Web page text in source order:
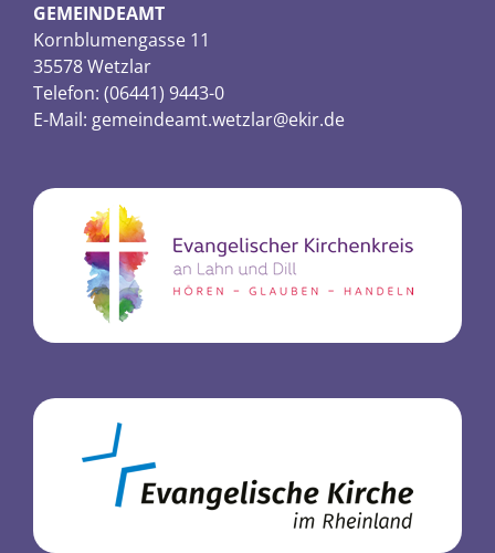
GEMEINDEAMT
Kornblumengasse 11
35578 Wetzlar
Telefon: (06441) 9443-0
E-Mail: gemeindeamt.wetzlar@ekir.de